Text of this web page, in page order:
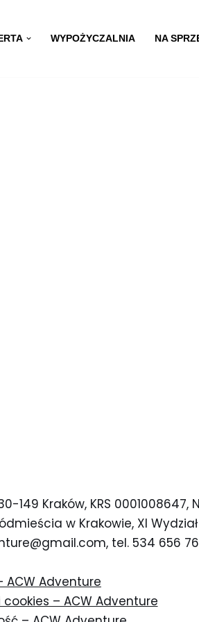
WYPOŻYCZALNIA NA
Kraków, KRS 0001008647,
w Krakowie, XI
tel. 534 656
ACW Adventure
– ACW Adventure